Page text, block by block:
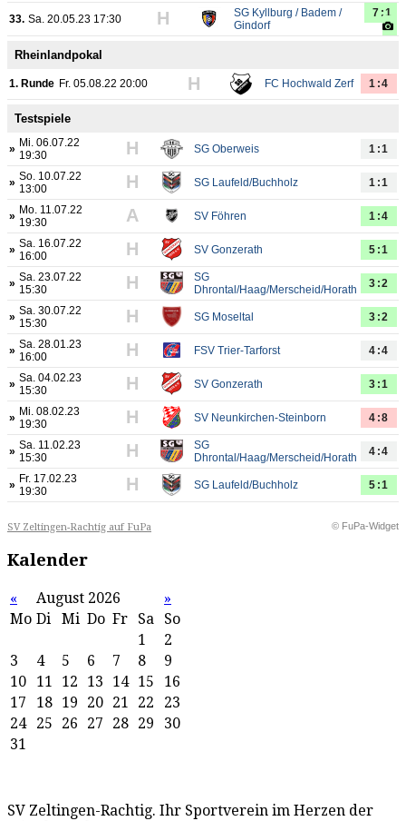
33. Sa. 20.05.23 17:30 H
SG Kyllburg / Badem /
Gindorf
7:1
Rheinlandpokal
1. Runde Fr. 05.08.22 20:00 H FC Hochwald Zerf 1:4
Testspiele
» Mi. 06.07.22
19:30
H SG Oberweis 1:1
» So. 10.07.22
13:00
H SG Laufeld/Buchholz 1:1
» Mo. 11.07.22
19:30
A SV Föhren 1:4
» Sa. 16.07.22
16:00
H SV Gonzerath 5:1
» Sa. 23.07.22
15:30
H
SG
Dhrontal/Haag/Merscheid/Horath
3:2
» Sa. 30.07.22
15:30
H SG Moseltal 3:2
» Sa. 28.01.23
16:00
H FSV Trier-Tarforst 4:4
» Sa. 04.02.23
15:30
H SV Gonzerath 3:1
» Mi. 08.02.23
19:30
H SV Neunkirchen-Steinborn 4:8
» Sa. 11.02.23
15:30
H
SG
Dhrontal/Haag/Merscheid/Horath
4:4
» Fr. 17.02.23
19:30
H SG Laufeld/Buchholz 5:1
© FuPa-Widget
SV Zeltingen-Rachtig auf FuPa
Kalender
« August 2026
»
Mo Di Mi Do Fr Sa
So
1
2
3
4 5 6 7 8
9
10
11 12 13 14 15
16
17
18 19 20 21 22
23
24
25 26 27 28 29
30
31
SV Zeltingen-Rachtig. Ihr Sportverein im Herzen der